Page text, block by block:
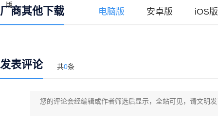
厂商其他下载 电脑版 安卓版 iOS版
发表评论 共0条